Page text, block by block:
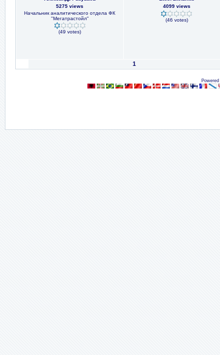
5275 views
Начальник аналитического отдела ФК
"Мегатрастойл"
(49 votes)
4099 views
(46 votes)
1